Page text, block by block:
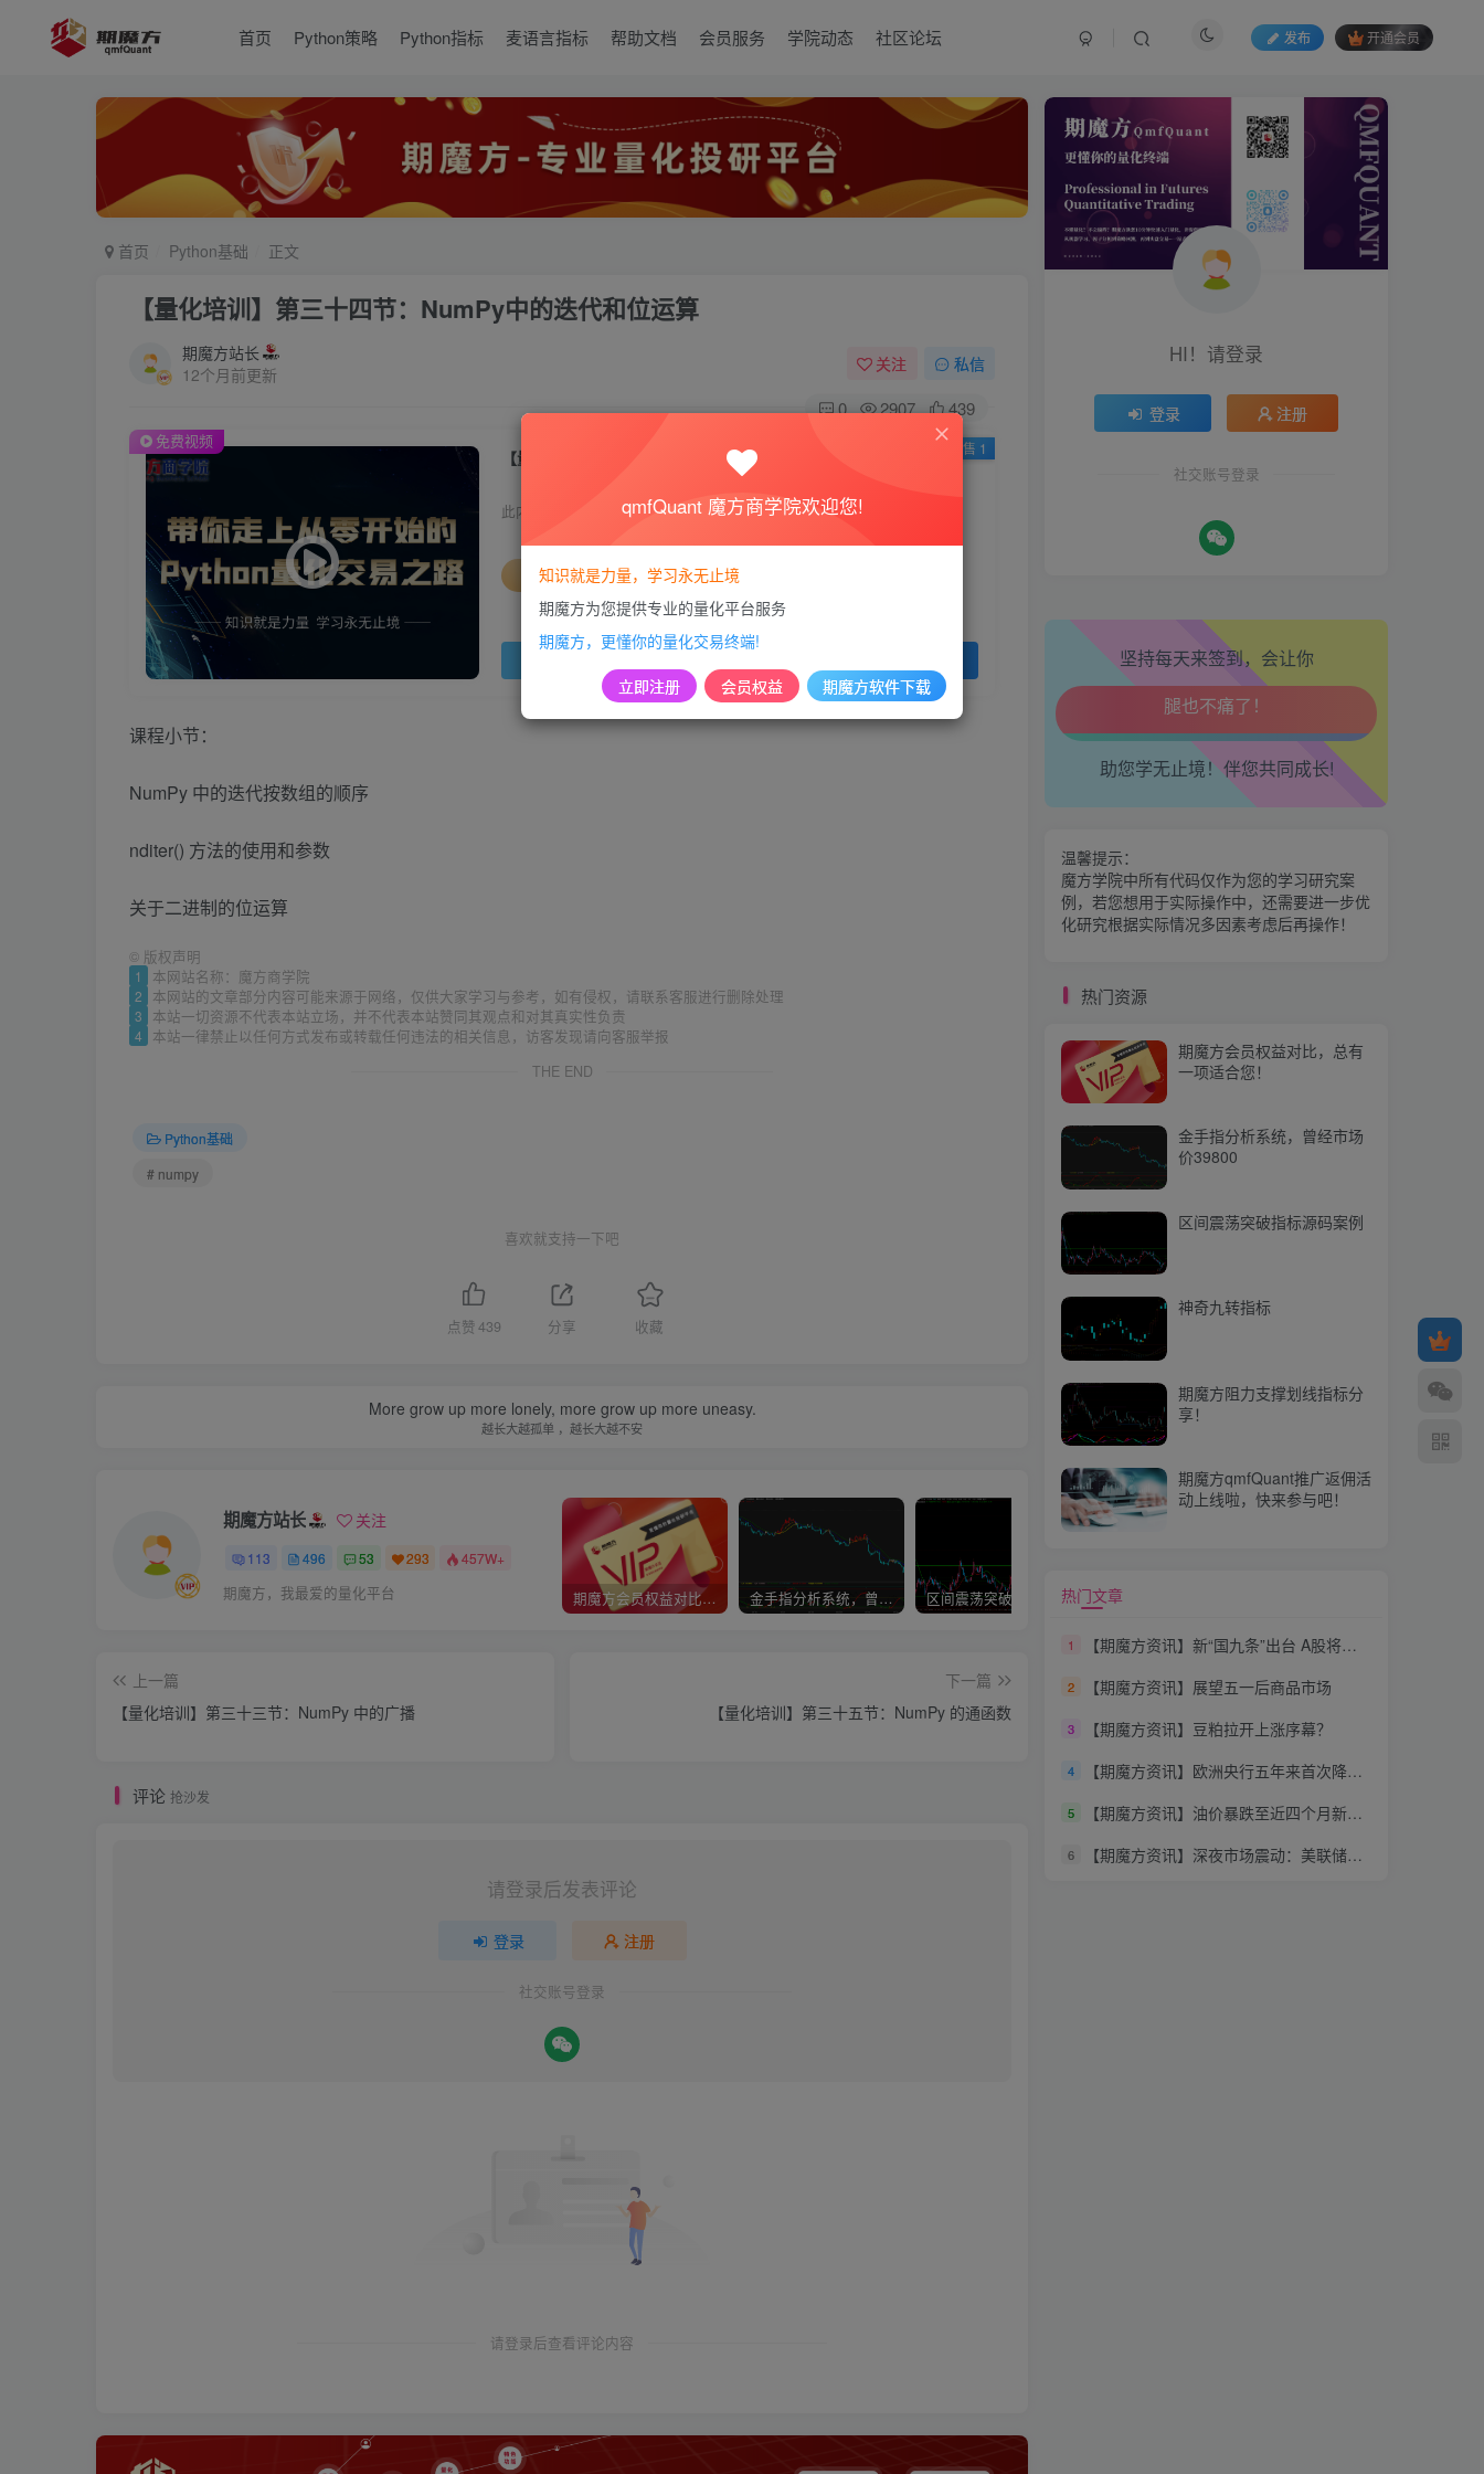
首页 Python策略 Python指标 麦语言指标 帮助文档 会员服务 学院动态 社区论坛 发布 开通会员
首页 Python基础 正文
【量化培训】第三十四节：NumPy中的迭代和位运算
期魔方站长
12个月前更新
关注 私信
0 2907 439
【量化培训】第三十四节：NumPy中的迭代和位运算
此内容为免费视频，请登录后查看
会员专属资源
免费视频 已售 1
课程小节：
NumPy 中的迭代按数组的顺序
nditer() 方法的使用和参数
关于二进制的位运算
© 版权声明
1 本网站名称：魔方商学院
2 本网站的文章部分内容可能来源于网络，仅供大家学习与参考，如有侵权，请联系客服进行删除处理
3 本站一切资源不代表本站立场，并不代表本站赞同其观点和对其真实性负责
4
本站一律禁止以任何方式发布或转载任何违法的相关信息，访客发现请向客服举报
THE END
Python基础
# numpy
喜欢就支持一下吧
点赞439 分享 收藏
More grow up more lonely, more grow up more uneasy.
越长大越孤单 ，越长大越不安
期魔方站长 关注
113 496 53 293 457W+
期魔方，我最爱的量化平台 期魔方会员权益对比，总有一项适合您！ 金手指分析系统，曾经市场价39800 区间震荡突破指标源码案例 神奇九转指标
上一篇
【量化培训】第三十三节：NumPy 中的广播
下一篇
【量化培训】第三十五节：NumPy 的通函数
评论 抢沙发
请登录后发表评论
登录 注册
社交账号登录
请登录后查看评论内容
HI！请登录
登录 注册
社交账号登录
期魔方会员权益对比，总有
一项适合您！
金手指分析系统，曾经市场
价39800
神奇九转指标
热门文章
1 【期魔方资讯】新“国九条”出台 A股将迎第三次大牛市？
2 【期魔方资讯】展望五一后商品市场
3 【期魔方资讯】豆粕拉开上涨序幕？
4 【期魔方资讯】欧洲央行五年来首次降息！市场最新解读出炉
【期魔方资讯】油价暴跌至近四个月新低，国内商品市场普跌：经济信号还是市场波动？
6 【期魔方资讯】深夜市场震动：美联储主席鲍威尔释放重磅信号！
HI！请登录
登录 注册
社交账号登录
坚持每天来签到，会让你
生活也美好了！
走路也有劲了！
腿也不痛了！
腰也不酸了！
助您学无止境！伴您共同成长!
温馨提示：
魔方学院中所有代码仅作为您的学习研究案
例，若您想用于实际操作中，还需要进一步优
化研究根据实际情况多因素考虑后再操作！
热门资源
期魔方会员权益对比，总有
一项适合您！
金手指分析系统，曾经市场
价39800
区间震荡突破指标源码案例
神奇九转指标
期魔方阻力支撑划线指标分
享！
期魔方qmfQuant推广返佣活
动上线啦，快来参与吧！
热门文章
1 【期魔方资讯】新“国九条”出台 A股将迎第三次大牛市？
2 【期魔方资讯】展望五一后商品市场
3 【期魔方资讯】豆粕拉开上涨序幕？
4 【期魔方资讯】欧洲央行五年来首次降息！市场最新解读出炉
5 【期魔方资讯】油价暴跌至近四个月新低，国内商品市场普跌：经济信号还是市场波动？
6 【期魔方资讯】深夜市场震动：美联储主席鲍威尔释放重磅信号！
qmfQuant 魔方商学院欢迎您!
知识就是力量，学习永无止境
期魔方为您提供专业的量化平台服务
期魔方，更懂你的量化交易终端!
立即注册 会员权益 期魔方软件下载